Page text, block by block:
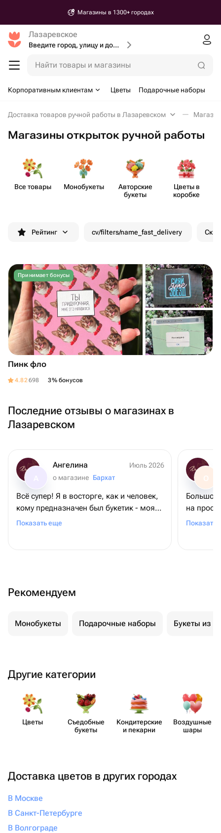
Магазины в 1300+ городах
Лазаревское
Введите город, улицу и дом доставки
Найти товары и магазины
Корпоративным клиентам Цветы Подарочные наборы
Доставка товаров ручной работы в Лазаревском
Магазины открыток ручной работы
Все товары Моно​букеты
Авторские
букеты
Цветы в
коробке
Рейтинг cv/filters/name_fast_delivery
Принимает бонусы
Пинк фло
4.82698 3% бонусов
Последние отзывы о магазинах в
Лазаревском
Ангелина
Июль 2026
о магазине Бархат
Всё супер! Я в восторге, как и человек,
кому предназначен был букетик - моя
мамочка. Во-первых, цветы
Показать еще
О
Большое
на
Показать
Рекомендуем
Монобукеты Подарочные наборы Букеты из
Другие категории
Цветы
Съедобные
букеты
Кондит​ерские
и пекарни
Воздушные
шары
Доставка цветов в других городах
В Москве
В Санкт-Петербурге
В Волгограде